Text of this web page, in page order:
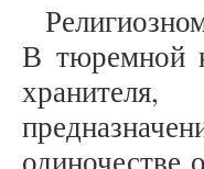
В тюремной